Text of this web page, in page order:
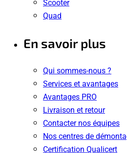
Scooter
Quad
En savoir plus
Qui sommes-nous ?
Services et avantages
Avantages PRO
Livraison et retour
Contacter nos équipes
Nos centres de
Certification Qualicert